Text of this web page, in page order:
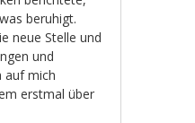
beruhigt.
neue Stelle und
und
auf mich
erstmal über